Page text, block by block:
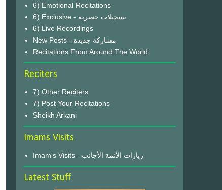
6) Emotional Recitations
6) Exclusive - تسجيلات حصرية
6) Live Recordings
New Posts - مشاركة جديدة
Recitations From Around The World
Reciters
7) Other Reciters
7) Post Your Recitations
Sheikh Arkani
Imams Visits
Imam's Visits - زيارات الأئمة الأجانب
Latest Stuff